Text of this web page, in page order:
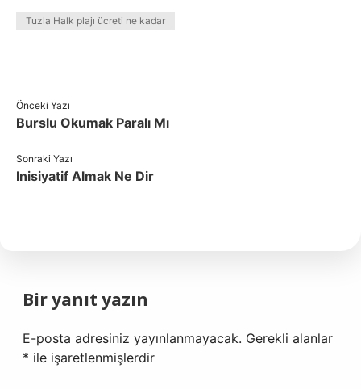
Tuzla Halk plajı ücreti ne kadar
Önceki Yazı
Burslu Okumak Paralı Mı
Sonraki Yazı
Inisiyatif Almak Ne Dir
Bir yanıt yazın
E-posta adresiniz yayınlanmayacak. Gerekli alanlar
* ile işaretlenmişlerdir